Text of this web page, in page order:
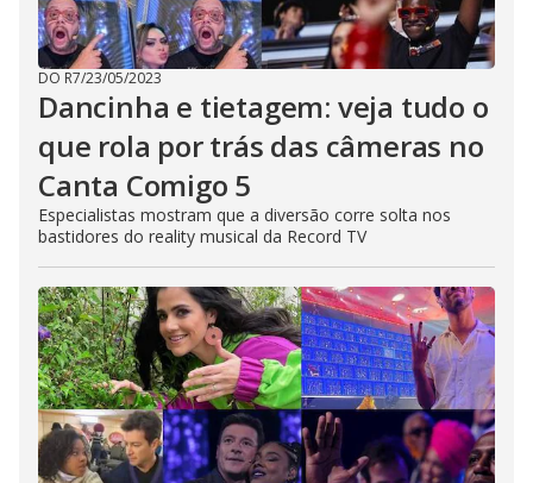
DO R7/23/05/2023
Dancinha e tietagem: veja tudo o
que rola por trás das câmeras no
Canta Comigo 5
Especialistas mostram que a diversão corre solta nos
bastidores do reality musical da Record TV